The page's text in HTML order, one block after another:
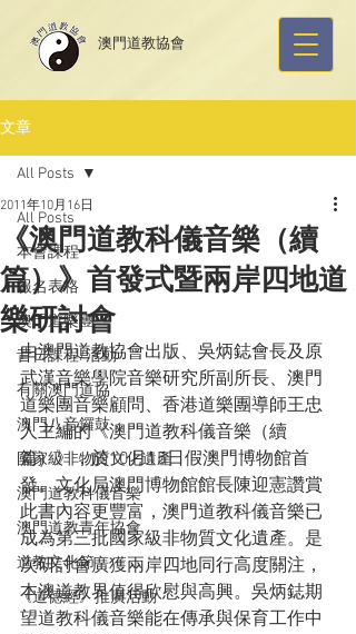
​澳門道教協會
文章
All Posts
本會課程
報名表格
澳門道樂團
昔日課程/活動
有關澳門道協
澳門八音鑼鼓
國家級非物質文化遺產
澳門道教科儀音樂
澳門道教青年協會
道教文化節
《道德經》推廣活動
All Posts
《澳門道教科儀音樂（續
篇）》首發式暨兩岸四地道
樂研討會
2011年10月16日
由澳門道教協會出版、吳炳鋕會長及原
武漢音樂學院音樂研究所副所長、澳門
道樂團音樂顧問、香港道樂團導師王忠
人主編的《澳門道教科儀音樂（續
篇）》，於10月15日假澳門博物館首
發。文化局澳門博物館館長陳迎憲讚賞
此書內容更豐富，澳門道教科儀音樂已
成為第三批國家級非物質文化遺產。是
次研討會廣獲兩岸四地同行高度關注，
本澳道教界值得欣慰與高興。吳炳鋕期
望道教科儀音樂能在傳承與保育工作中